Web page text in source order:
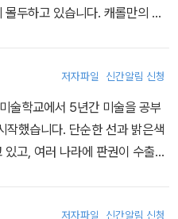
두하고 있습니다. 캐롤만의 표
저자파일 신간알림 신청
술학교에서 5년간 미술을 공부
작했습니다. 단순한 선과 밝은색
고, 여러 나라에 판권이 수출되
저자파일 신간알림 신청